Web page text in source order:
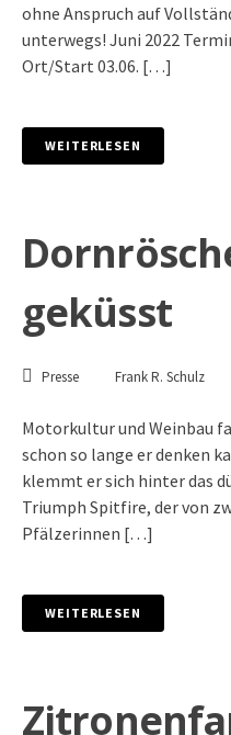
ohne Anspruch auf
unterwegs! Juni 2022
Ort/Start 03.06. […]
WEITERLESEN
geküsst
Presse Frank R. Schulz
Motorkultur und Weinbau
schon so lange er denken
klemmt er sich hinter das
Triumph Spitfire, der von
Pfälzerinnen […]
WEITERLESEN